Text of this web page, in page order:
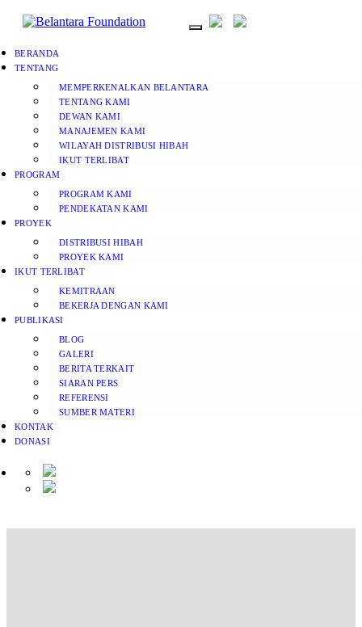
BERANDA
TENTANG
MEMPERKENALKAN BELANTARA
TENTANG KAMI
DEWAN KAMI
MANAJEMEN KAMI
WILAYAH DISTRIBUSI HIBAH
IKUT TERLIBAT
PROGRAM
PROGRAM KAMI
PENDEKATAN KAMI
PROYEK
DISTRIBUSI HIBAH
PROYEK KAMI
IKUT TERLIBAT
KEMITRAAN
BEKERJA DENGAN KAMI
PUBLIKASI
BLOG
GALERI
BERITA TERKAIT
SIARAN PERS
REFERENSI
SUMBER MATERI
KONTAK
DONASI